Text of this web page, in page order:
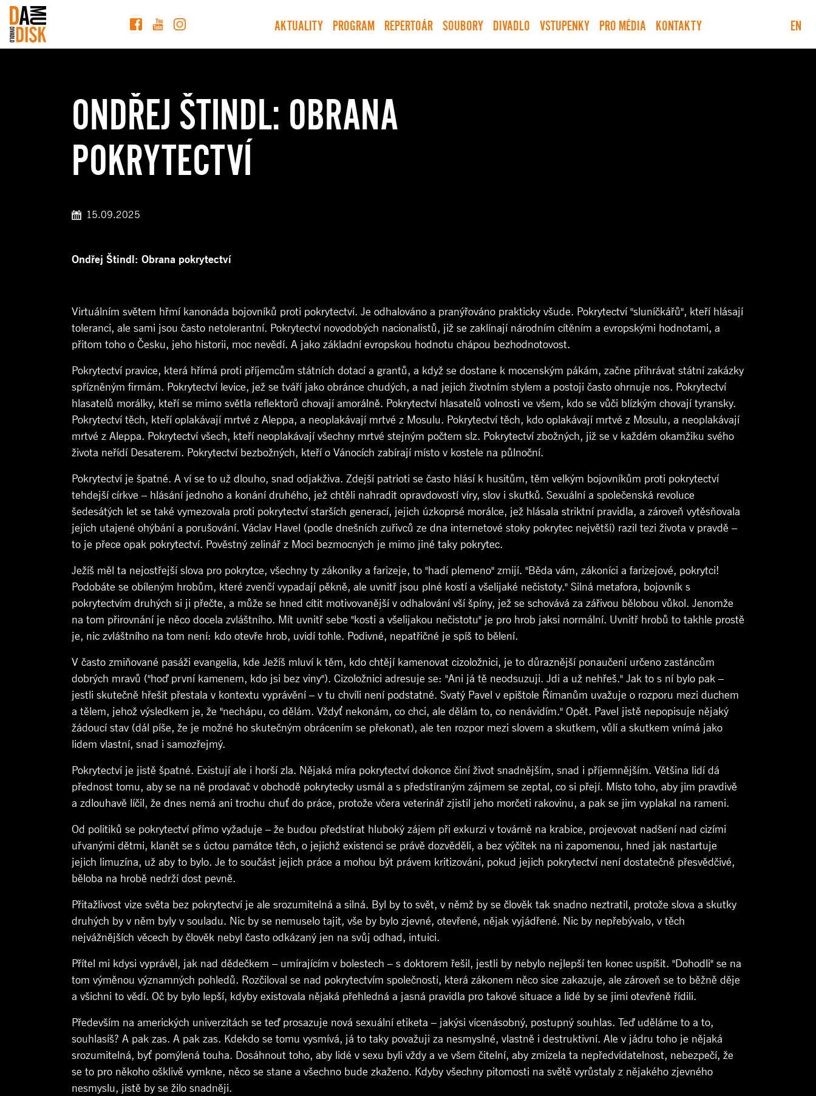
AKTUALITY PROGRAM REPERTOÁR SOUBORY DIVADLO VSTUPENKY PRO MÉDIA KONTAKTY EN
ONDŘEJ ŠTINDL: OBRANA
POKRYTECTVÍ
15.09.2025
Ondřej Štindl: Obrana pokrytectví
Virtuálním světem hřmí kanonáda bojovníků proti pokrytectví. Je odhalováno a pranýřováno prakticky všude. Pokrytectví "sluníčkářů", kteří hlásají
toleranci, ale sami jsou často netolerantní. Pokrytectví novodobých nacionalistů, již se zaklínají národním cítěním a evropskými hodnotami, a
přitom toho o Česku, jeho historii, moc nevědí. A jako základní evropskou hodnotu chápou bezhodnotovost.
Pokrytectví pravice, která hřímá proti příjemcům státních dotací a grantů, a když se dostane k mocenským pákám, začne přihrávat státní zakázky
spřízněným firmám. Pokrytectví levice, jež se tváří jako obránce chudých, a nad jejich životním stylem a postoji často ohrnuje nos. Pokrytectví
hlasatelů morálky, kteří se mimo světla reflektorů chovají amorálně. Pokrytectví hlasatelů volnosti ve všem, kdo se vůči blízkým chovají tyransky.
Pokrytectví těch, kteří oplakávají mrtvé z Aleppa, a neoplakávají mrtvé z Mosulu. Pokrytectví těch, kdo oplakávají mrtvé z Mosulu, a neoplakávají
mrtvé z Aleppa. Pokrytectví všech, kteří neoplakávají všechny mrtvé stejným počtem slz. Pokrytectví zbožných, již se v každém okamžiku svého
života neřídí Desaterem. Pokrytectví bezbožných, kteří o Vánocích zabírají místo v kostele na půlnoční.
Pokrytectví je špatné. A ví se to už dlouho, snad odjakživa. Zdejší patrioti se často hlásí k husitům, těm velkým bojovníkům proti pokrytectví
tehdejší církve – hlásání jednoho a konání druhého, jež chtěli nahradit opravdovostí víry, slov i skutků. Sexuální a společenská revoluce
šedesátých let se také vymezovala proti pokrytectví starších generací, jejich úzkoprsé morálce, jež hlásala striktní pravidla, a zároveň vytěsňovala
jejich utajené ohýbání a porušování. Václav Havel (podle dnešních zuřivců ze dna internetové stoky pokrytec největší) razil tezi života v pravdě –
to je přece opak pokrytectví. Pověstný zelinář z Moci bezmocných je mimo jiné taky pokrytec.
Ježíš měl ta nejostřejší slova pro pokrytce, všechny ty zákoníky a farizeje, to "hadí plemeno" zmijí. "Běda vám, zákoníci a farizejové, pokrytci!
Podobáte se obíleným hrobům, které zvenčí vypadají pěkně, ale uvnitř jsou plné kostí a všelijaké nečistoty." Silná metafora, bojovník s
pokrytectvím druhých si ji přečte, a může se hned cítit motivovanější v odhalování vší špíny, jež se schovává za zářivou bělobou vůkol. Jenomže
na tom přirovnání je něco docela zvláštního. Mít uvnitř sebe "kosti a všelijakou nečistotu" je pro hrob jaksi normální. Uvnitř hrobů to takhle prostě
je, nic zvláštního na tom není: kdo otevře hrob, uvidí tohle. Podivné, nepatřičné je spíš to bělení.
V často zmiňované pasáži evangelia, kde Ježíš mluví k těm, kdo chtějí kamenovat cizoložnici, je to důraznější ponaučení určeno zastáncům
dobrých mravů ("hoď první kamenem, kdo jsi bez viny"). Cizoložnici adresuje se: "Ani já tě neodsuzuji. Jdi a už nehřeš." Jak to s ní bylo pak –
jestli skutečně hřešit přestala v kontextu vyprávění – v tu chvíli není podstatné. Svatý Pavel v epištole Římanům uvažuje o rozporu mezi duchem
a tělem, jehož výsledkem je, že "nechápu, co dělám. Vždyť nekonám, co chci, ale dělám to, co nenávidím." Opět. Pavel jistě nepopisuje nějaký
žádoucí stav (dál píše, že je možné ho skutečným obrácením se překonat), ale ten rozpor mezi slovem a skutkem, vůlí a skutkem vnímá jako
lidem vlastní, snad i samozřejmý.
Pokrytectví je jistě špatné. Existují ale i horší zla. Nějaká míra pokrytectví dokonce činí život snadnějším, snad i příjemnějším. Většina lidí dá
přednost tomu, aby se na ně prodavač v obchodě pokrytecky usmál a s předstíraným zájmem se zeptal, co si přejí. Místo toho, aby jim pravdivě
a zdlouhavě líčil, že dnes nemá ani trochu chuť do práce, protože včera veterinář zjistil jeho morčeti rakovinu, a pak se jim vyplakal na rameni.
Od politiků se pokrytectví přímo vyžaduje – že budou předstírat hluboký zájem při exkurzi v továrně na krabice, projevovat nadšení nad cizími
uřvanými dětmi, klanět se s úctou památce těch, o jejichž existenci se právě dozvěděli, a bez výčitek na ni zapomenou, hned jak nastartuje
jejich limuzína, už aby to bylo. Je to součást jejich práce a mohou být právem kritizováni, pokud jejich pokrytectví není dostatečně přesvědčivé,
běloba na hrobě nedrží dost pevně.
Přitažlivost vize světa bez pokrytectví je ale srozumitelná a silná. Byl by to svět, v němž by se člověk tak snadno neztratil, protože slova a skutky
druhých by v něm byly v souladu. Nic by se nemuselo tajit, vše by bylo zjevné, otevřené, nějak vyjádřené. Nic by nepřebývalo, v těch
nejvážnějších věcech by člověk nebyl často odkázaný jen na svůj odhad, intuici.
Přítel mi kdysi vyprávěl, jak nad dědečkem – umírajícím v bolestech – s doktorem řešil, jestli by nebylo nejlepší ten konec uspíšit. "Dohodli" se na
tom výměnou významných pohledů. Rozčiloval se nad pokrytectvím společnosti, která zákonem něco sice zakazuje, ale zároveň se to běžně děje
a všichni to vědí. Oč by bylo lepší, kdyby existovala nějaká přehledná a jasná pravidla pro takové situace a lidé by se jimi otevřeně řídili.
Především na amerických univerzitách se teď prosazuje nová sexuální etiketa – jakýsi vícenásobný, postupný souhlas. Teď uděláme to a to,
souhlasíš? A pak zas. A pak zas. Kdekdo se tomu vysmívá, já to taky považuji za nesmyslné, vlastně i destruktivní. Ale v jádru toho je nějaká
srozumitelná, byť pomýlená touha. Dosáhnout toho, aby lidé v sexu byli vždy a ve všem čitelní, aby zmizela ta nepředvídatelnost, nebezpečí, že
se to pro někoho ošklivě vymkne, něco se stane a všechno bude zkaženo. Kdyby všechny pitomosti na světě vyrůstaly z nějakého zjevného
nesmyslu, jistě by se žilo snadněji.